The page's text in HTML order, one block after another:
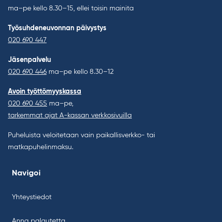
ma–pe kello 8.30–15, ellei toisin mainita
Työsuhdeneuvonnan päivystys
020 690 447
Jäsenpalvelu
020 690 446 ma–pe kello 8.30–12
Avoin työttömyyskassa
020 690 455 ma–pe,
tarkemmat ajat A-kassan verkkosivuilla
Puheluista veloitetaan vain paikallisverkko- tai
matkapuhelinmaksu.
Navigoi
Yhteystiedot